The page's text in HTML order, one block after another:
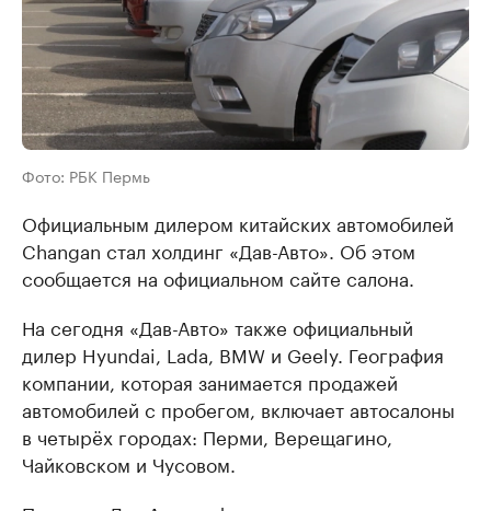
Фото: РБК Пермь
Официальным дилером китайских автомобилей
Changan стал холдинг «Дав-Авто». Об этом
сообщается на официальном сайте салона.
На сегодня «Дав-Авто» также официальный
дилер Hyundai, Lada, BMW и Geely. География
компании, которая занимается продажей
автомобилей с пробегом, включает автосалоны
в четырёх городах: Перми, Верещагино,
Чайковском и Чусовом.